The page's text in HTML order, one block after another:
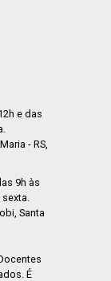
e das
- RS,
9h às
Santa
É